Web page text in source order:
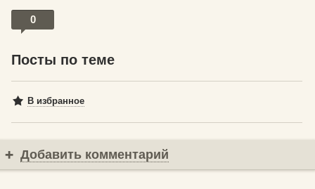
0
Посты по теме
В избранное
Добавить комментарий